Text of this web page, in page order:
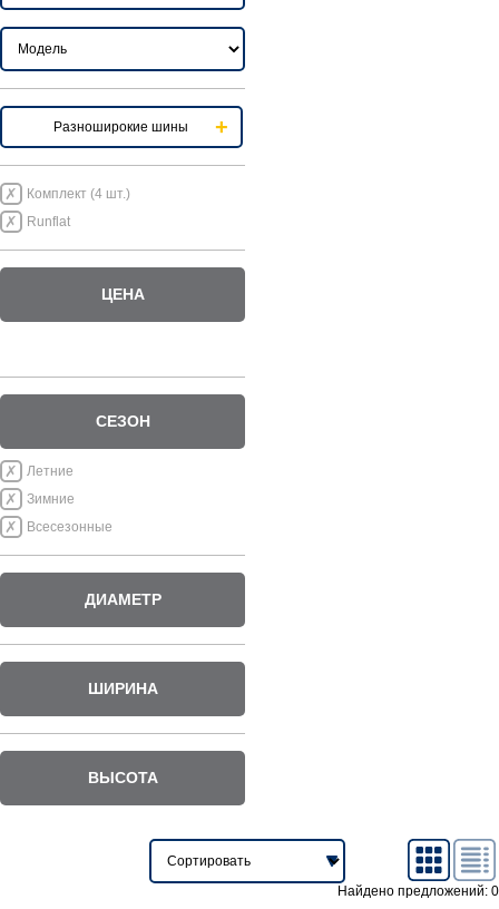
Разноширокие шины
Комплект (4 шт.)
Runflat
ЦЕНА
СЕЗОН
Летние
Зимние
Всесезонные
ДИАМЕТР
ШИРИНА
ВЫСОТА
Найдено предложений: 0